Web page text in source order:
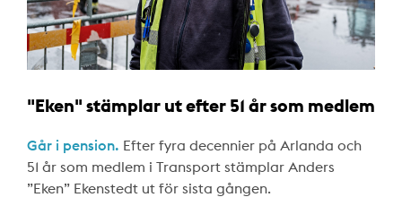
"Eken" stämplar ut efter 51 år som medlem
Går i pension. Efter fyra decennier på Arlanda och
51 år som medlem i Transport stämplar Anders
”Eken” Ekenstedt ut för sista gången.